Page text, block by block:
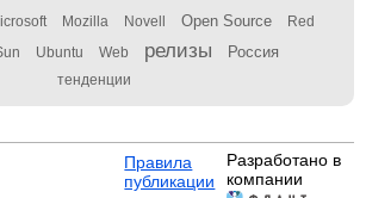
Mozilla Novell Open Source Red
Ubuntu Web релизы Россия
тенденции
Правила
публикации
Разработано в
компании